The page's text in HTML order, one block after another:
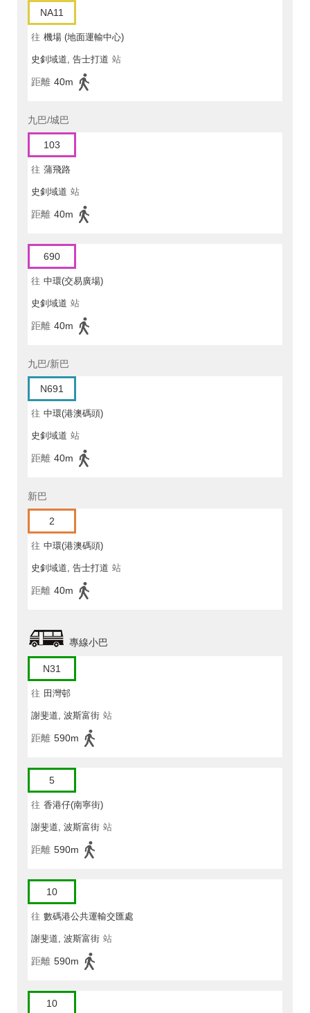
NA11
往 機場 (地面運輸中心)
史釗域道, 告士打道 站
距離 40m
九巴/城巴
103
往 蒲飛路
史釗域道 站
距離 40m
690
往 中環(交易廣場)
史釗域道 站
距離 40m
九巴/新巴
N691
往 中環(港澳碼頭)
史釗域道 站
距離 40m
新巴
2
往 中環(港澳碼頭)
史釗域道, 告士打道 站
距離 40m
專線小巴
N31
往 田灣邨
謝斐道, 波斯富街 站
距離 590m
5
往 香港仔(南寧街)
謝斐道, 波斯富街 站
距離 590m
10
往 數碼港公共運輸交匯處
謝斐道, 波斯富街 站
距離 590m
10